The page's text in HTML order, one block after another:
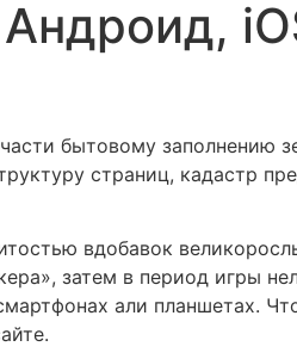
бытовому заполнению
страниц, кадастр
вдобавок
затем в период игры
али планшетах.